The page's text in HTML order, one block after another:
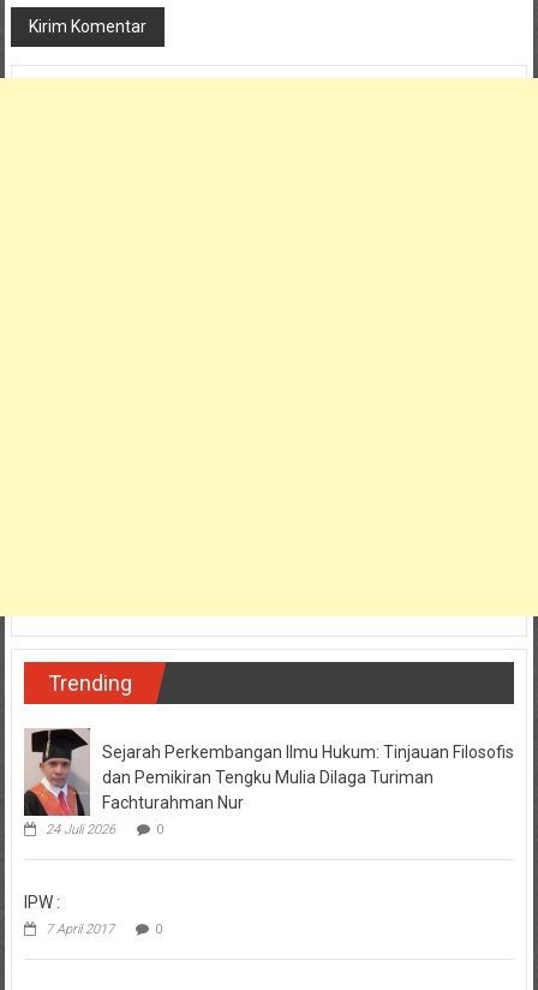
Trending
Sejarah Perkembangan Ilmu Hukum: Tinjauan Filosofis
dan Pemikiran Tengku Mulia Dilaga Turiman
Fachturahman Nur
24 Juli 2026 0
IPW :
7 April 2017 0